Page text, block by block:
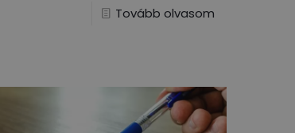
Tovább olvasom